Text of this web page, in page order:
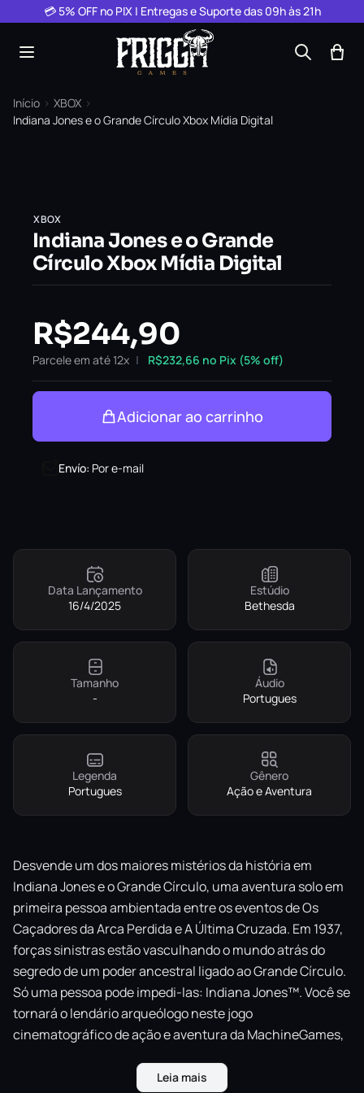
Pular para o conteúdo
💳 5% OFF no PIX | Entregas e Suporte das 09h às 21h
Início › XBOX ›
Indiana Jones e o Grande Círculo Xbox Mídia Digital
XBOX
Indiana Jones e o Grande
Círculo Xbox Mídia Digital
R$244,90
Parcele em até 12x R$232,66 no Pix (5% off)
Adicionar ao carrinho
Envío: Por e-mail
Data Lançamento
16/4/2025
Estúdio
Bethesda
Tamanho
-
Áudio
Portugues
Legenda
Portugues
Gênero
Ação e Aventura
Desvende um dos maiores mistérios da história em
Indiana Jones e o Grande Círculo, uma aventura solo em
primeira pessoa ambientada entre os eventos de Os
Caçadores da Arca Perdida e A Última Cruzada. Em 1937,
forças sinistras estão vasculhando o mundo atrás do
segredo de um poder ancestral ligado ao Grande Círculo.
Só uma pessoa pode impedi-las: Indiana Jones™. Você se
tornará o lendário arqueólogo neste jogo
cinematográfico de ação e aventura da MachineGames,
Wolfenstein, e de Todd Howard, produtor executivo que
Leia mais